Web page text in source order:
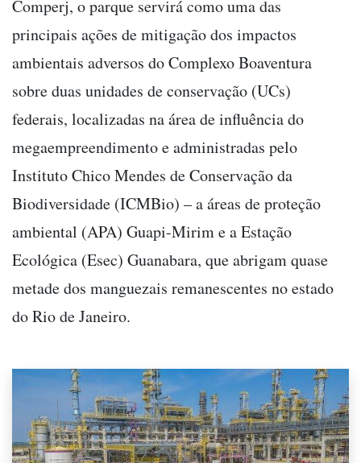
Comperj, o parque servirá como uma das
principais ações de mitigação dos impactos
ambientais adversos do Complexo Boaventura
sobre duas unidades de conservação (UCs)
federais, localizadas na área de influência do
megaempreendimento e administradas pelo
Instituto Chico Mendes de Conservação da
Biodiversidade (ICMBio) – a áreas de proteção
ambiental (APA) Guapi-Mirim e a Estação
Ecológica (Esec) Guanabara, que abrigam quase
metade dos manguezais remanescentes no estado
do Rio de Janeiro.